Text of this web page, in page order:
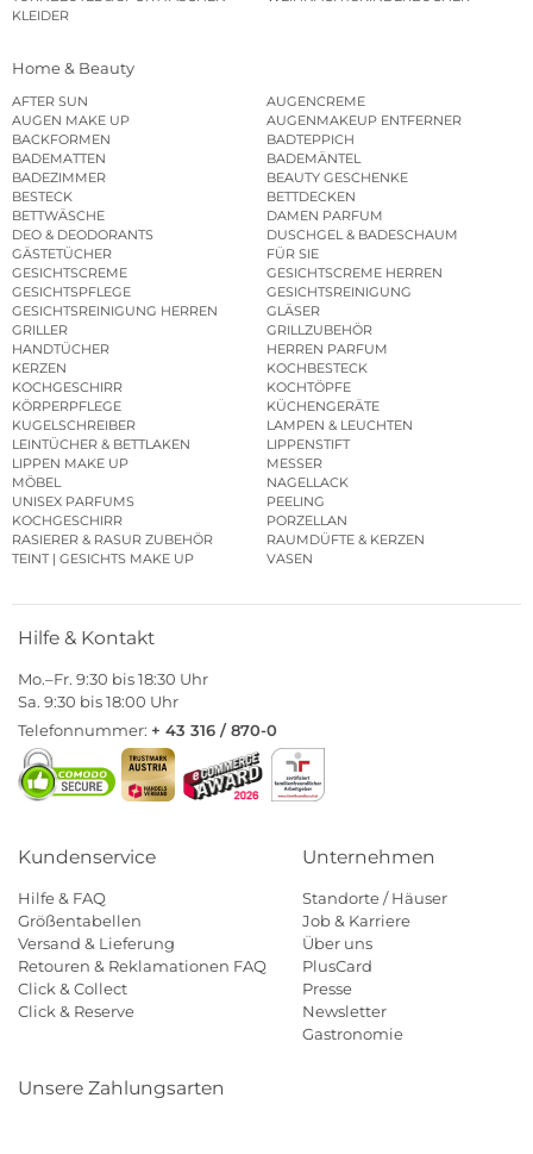
KLEIDER
Home & Beauty
AFTER SUN
AUGENCREME
AUGEN MAKE UP
AUGENMAKEUP ENTFERNER
BACKFORMEN
BADTEPPICH
BADEMATTEN
BADEMÄNTEL
BADEZIMMER
BEAUTY GESCHENKE
BESTECK
BETTDECKEN
BETTWÄSCHE
DAMEN PARFUM
DEO & DEODORANTS
DUSCHGEL & BADESCHAUM
GÄSTETÜCHER
FÜR SIE
GESICHTSCREME
GESICHTSCREME HERREN
GESICHTSPFLEGE
GESICHTSREINIGUNG
GESICHTSREINIGUNG HERREN
GLÄSER
GRILLER
GRILLZUBEHÖR
HANDTÜCHER
HERREN PARFUM
KERZEN
KOCHBESTECK
KOCHGESCHIRR
KOCHTÖPFE
KÖRPERPFLEGE
KÜCHENGERÄTE
KUGELSCHREIBER
LAMPEN & LEUCHTEN
LEINTÜCHER & BETTLAKEN
LIPPENSTIFT
LIPPEN MAKE UP
MESSER
MÖBEL
NAGELLACK
UNISEX PARFUMS
PEELING
KOCHGESCHIRR
PORZELLAN
RASIERER & RASUR ZUBEHÖR
RAUMDÜFTE & KERZEN
TEINT | GESICHTS MAKE UP
VASEN
Hilfe & Kontakt
Mo.–Fr. 9:30 bis 18:30 Uhr
Sa. 9:30 bis 18:00 Uhr
Telefonnummer: + 43 316 / 870-0
Kundenservice
Hilfe & FAQ
Größentabellen
Versand & Lieferung
Retouren & Reklamationen FAQ
Click & Collect
Click & Reserve
Unternehmen
Standorte / Häuser
Job & Karriere
Über uns
PlusCard
Presse
Newsletter
Gastronomie
Unsere Zahlungsarten